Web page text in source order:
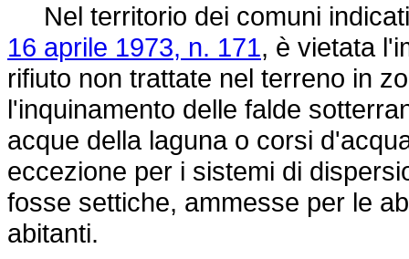
Nel territorio dei comuni
16 aprile 1973, n. 171, è vietata
rifiuto non trattate nel terreno in
l'inquinamento delle falde
acque della laguna o corsi
eccezione per i sistemi di
fosse settiche, ammesse per le
abitanti.